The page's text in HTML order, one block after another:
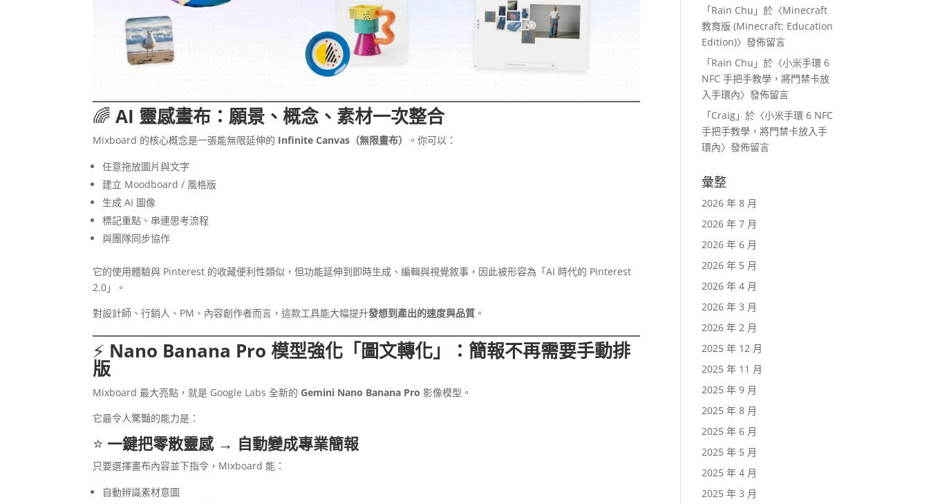
🌈AI 靈感畫布：願景、概念、素材一次整合
Mixboard 的核心概念是一張能無限延伸的 Infinite Canvas（無限畫布）
。你可以：
任意拖放圖片與文字
建立 Moodboard / 風格版
生成 AI 圖像
標記重點、串連思考流程
與團隊同步協作
它的使用體驗與 Pinterest 的收藏便利性類似，但功能延伸到即時生成、編輯與視覺敘事，因此被形容為「AI 時代的 Pinterest
2.0」。
對設計師、行銷人、PM、內容創作者而言，這款工具能大幅提升發想到產出的速度與品質 。
⚡ Nano Banana Pro 模型強化「圖文轉化」：簡報不再需要手動排
版
Mixboard 最大亮點，就是 Google Labs 全新的 Gemini Nano Banana Pro 影像模型。
它最令人驚豔的能力是：
⭐ 一鍵把零散靈感 → 自動變成專業簡報
只要選擇畫布內容並下指令，Mixboard 能：
自動辨識素材意圖
「Rain Chu 」於〈Minecraft
教育版 (Minecraft: Education
Edition)〉發佈留言
「Rain Chu 」於〈小米手環 6
NFC 手把手教學，將門禁卡放
入手環內〉發佈留言
「Craig 」於〈小米手環 6 NFC
手把手教學，將門禁卡放入手
環內〉發佈留言
彙整
2026 年 8 月
2026 年 7 月
2026 年 6 月
2026 年 5 月
2026 年 4 月
2026 年 3 月
2026 年 2 月
2025 年 12 月
2025 年 11 月
2025 年 9 月
2025 年 8 月
2025 年 6 月
2025 年 5 月
2025 年 4 月
2025 年 3 月